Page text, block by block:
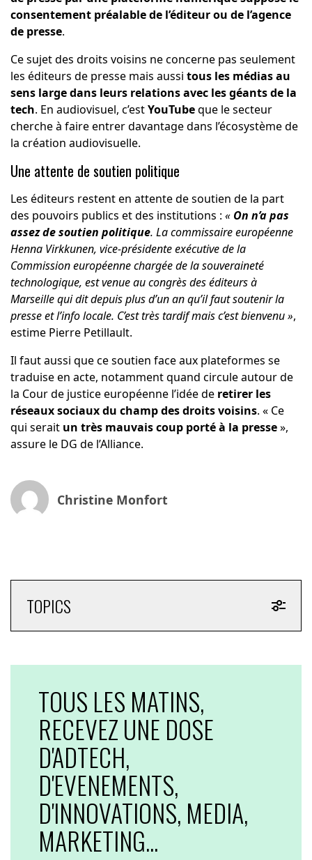
consentement préalable de l’éditeur ou de l’agence
de presse.
Ce sujet des droits voisins ne concerne pas seulement
les éditeurs de presse mais aussi tous les médias au
sens large dans leurs relations avec les géants de la
tech. En audiovisuel, c’estYouTubeque le secteur
cherche à faire entrer davantage dans l’écosystème de
la création audiovisuelle.
Une attente de soutien politique
Les éditeurs restent en attente de soutien de la part
des pouvoirs publics et des institutions : « On n’a pas
assez de soutien politique. La commissaire européenne
Henna Virkkunen, vice-présidente exécutive de la
Commission européenne chargée de la souveraineté
technologique, est venue au congrès des éditeurs à
Marseille qui dit depuis plus d’un an qu’il faut soutenir la
presse et l’info locale. C’est très tardif mais c’est bienvenu »,
estime Pierre Petillault.
Il faut aussi que ce soutien face aux plateformes se
traduise en acte, notamment quand circule autour de
la Cour de justice européenne l’idée de retirer les
réseaux sociaux du champ des droits voisins. « Ce
qui serait un très mauvais coup porté à la presse»,
assure le DG de l’Alliance.
Christine Monfort
TOPICS
TOUS LES MATINS,
RECEVEZ UNE DOSE
D'ADTECH,
D'EVENEMENTS,
D'INNOVATIONS, MEDIA,
MARKETING...